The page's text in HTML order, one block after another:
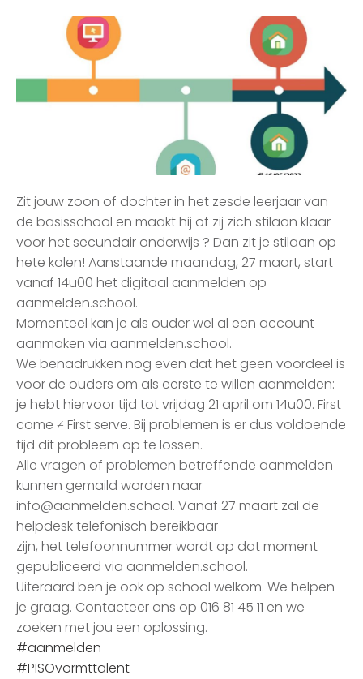
Zit jouw zoon of dochter in het zesde leerjaar van
de basisschool en maakt hij of zij zich stilaan klaar
voor het secundair onderwijs ? Dan zit je stilaan op
hete kolen! Aanstaande maandag, 27 maart, start
vanaf 14u00 het digitaal aanmelden op
aanmelden.school.
Momenteel kan je als ouder wel al een account
aanmaken via aanmelden.school.
We benadrukken nog even dat het geen voordeel is
voor de ouders om als eerste te willen aanmelden:
je hebt hiervoor tijd tot vrijdag 21 april om 14u00. First
come ≠ First serve. Bij problemen is er dus voldoende
tijd dit probleem op te lossen.
Alle vragen of problemen betreffende aanmelden
kunnen gemaild worden naar
info@aanmelden.school. Vanaf 27 maart zal de
helpdesk telefonisch bereikbaar
zijn, het telefoonnummer wordt op dat moment
gepubliceerd via aanmelden.school.
Uiteraard ben je ook op school welkom. We helpen
je graag. Contacteer ons op 016 81 45 11 en we
zoeken met jou een oplossing.
#aanmelden
#PISOvormttalent